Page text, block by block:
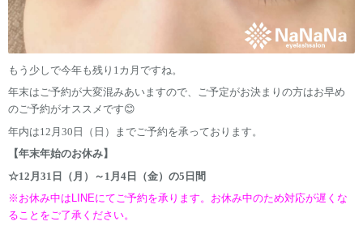
もう少しで今年も残り1カ月ですね。
年末はご予約が大変混みあいますので、ご予定がお決まりの方はお早め
のご予約がオススメです😊
年内は12月30日（日）までご予約を承っております。
【年末年始のお休み】
☆12月31日（月）～1月4日（金）の5日間
※お休み中はLINEにてご予約を承ります。 お休み中のため対応が遅くな
ることをご了承ください。